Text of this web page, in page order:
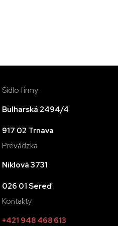
Sídlo firmy
Bulharská 2494/4
917 02 Trnava
Prevádzka
Niklová 3731
026 01 Sereď
Kontakty
+421 948 468 613